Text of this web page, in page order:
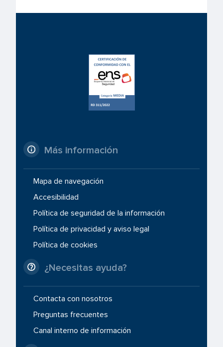
Más información
Mapa de navegación
Accesibilidad
Política de seguridad de la información
Política de privacidad y aviso legal
Política de cookies
¿Necesitas ayuda?
Contacta con nosotros
Preguntas frecuentes
Canal interno de información